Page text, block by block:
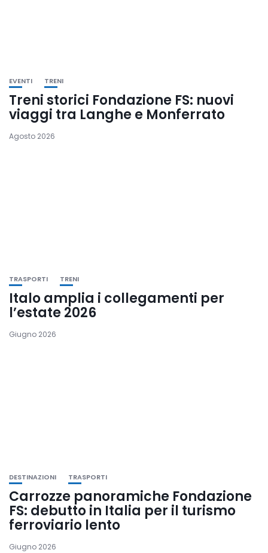
EVENTI TRENI
Treni storici Fondazione FS: nuovi
viaggi tra Langhe e Monferrato
Agosto 2026
TRASPORTI TRENI
Italo amplia i collegamenti per
l’estate 2026
Giugno 2026
DESTINAZIONI TRASPORTI
Carrozze panoramiche Fondazione
FS: debutto in Italia per il turismo
ferroviario lento
Giugno 2026